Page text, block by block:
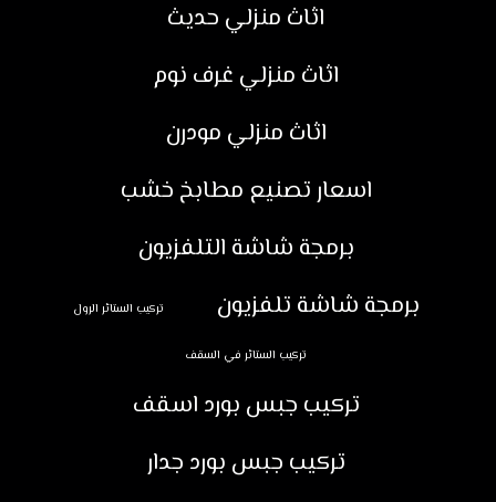
اثاث منزلي حديث
اثاث منزلي غرف نوم
اثاث منزلي مودرن
اسعار تصنيع مطابخ خشب
برمجة شاشة التلفزيون
برمجة شاشة تلفزيون
تركيب الستائر الرول
تركيب الستائر في السقف
تركيب جبس بورد اسقف
تركيب جبس بورد جدار